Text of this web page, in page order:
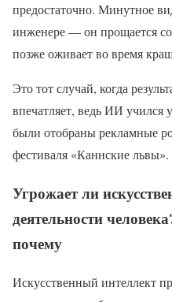
предостаточно. Минутное
инженере — он прощается
позже оживает во время
Это тот случай, когда
впечатляет, ведь ИИ
были отобраны рекламные
фестиваля «Каннские львы».
Угрожает ли
деятельности
почему
Искусственный интеллект